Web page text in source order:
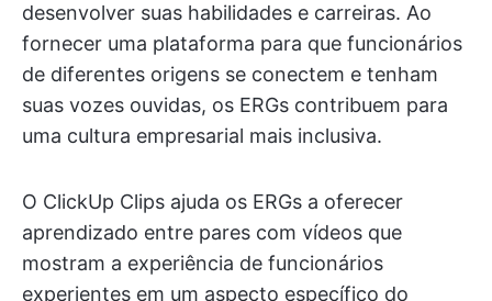
desenvolver suas habilidades e carreiras. Ao
fornecer uma plataforma para que funcionários
de diferentes origens se conectem e tenham
suas vozes ouvidas, os ERGs contribuem para
uma cultura empresarial mais inclusiva.
O ClickUp Clips ajuda os ERGs a oferecer
aprendizado entre pares com vídeos que
mostram a experiência de funcionários
experientes em um aspecto específico do